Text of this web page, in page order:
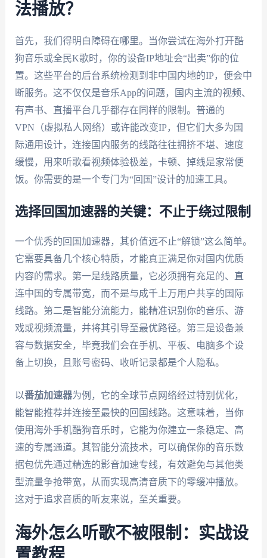
法播放？
首先，我们得明白障碍在哪里。当你尝试在海外打开酷
狗音乐或全民K歌时，你的设备IP地址会“出卖”你的位
置。这些平台的后台系统检测到非中国内地的IP，便会中
断服务。这不仅仅是音乐App的问题，国内主流的视频、
有声书、直播平台几乎都存在同样的限制。普通的
VPN（虚拟私人网络）或许能改变IP，但它们大多为国
际通用设计，连接国内服务的线路往往拥挤不堪、速度
缓慢，用来听歌看视频体验极差，卡顿、掉线是家常便
饭。你需要的是一个专门为“回国”设计的加速工具。
选择回国加速器的关键：不止于绕过限制
一个优秀的回国加速器，其价值远不止“解锁”这么简单。
它需要具备几个核心特质，才能真正满足你对国内优质
内容的需求。第一是线路质量，它必须拥有充足的、直
连中国的专属带宽，而不是与成千上万用户共享的国际
线路。第二是智能分流能力，能精准识别你的音乐、游
戏或视频流量，并将其引导至最优路径。第三是设备兼
容与数据安全，毕竟我们会在手机、平板、电脑多个设
备上切换，且账号密码、收听记录都是个人隐私。
以番茄加速器为例，它的全球节点网络经过特别优化，
能智能推荐并连接至最快的回国线路。这意味着，当你
使用海外手机酷狗音乐时，它能为你建立一条稳定、高
速的专属通道。其智能分流技术，可以确保你的音乐数
据包优先通过精选的影音加速专线，有效避免与其他类
型流量争抢带宽，从而实现高清音质下的零缓冲播放。
这对于追求音质的听友来说，至关重要。
海外怎么听歌不被限制：实战设